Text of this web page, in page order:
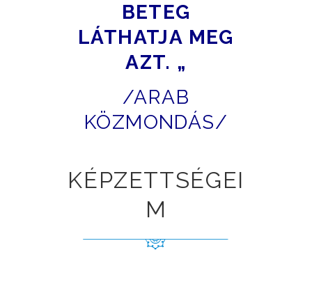
BETEG
LÁTHATJA MEG
AZT. „
/ARAB
KÖZMONDÁS/
KÉPZETTSÉGEI
M